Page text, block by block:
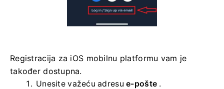
Registracija za iOS mobilnu platformu vam je
također dostupna.
Unesite važeću adresue-pošte .